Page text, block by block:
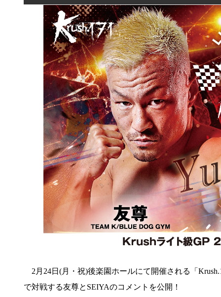
2月24日(月・祝)後楽園ホールにて開催される「
で対戦する友尊とSEIYAのコメントを公開！